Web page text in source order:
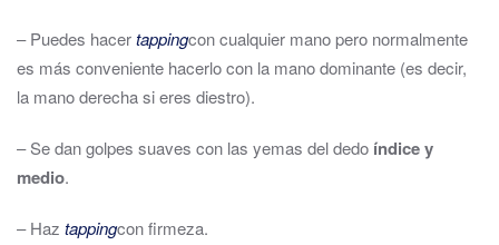
– Puedes hacertappingcon cualquier mano pero normalmente
es más conveniente hacerlo con la mano dominante (es decir,
la mano derecha si eres diestro).
– Se dan golpes suaves con las yemas del dedo índice y
medio.
– Haz tappingcon firmeza.